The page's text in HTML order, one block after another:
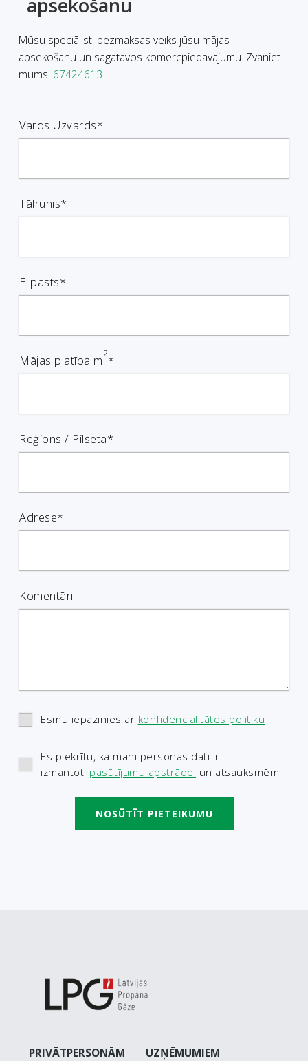
apsekošanu
Mūsu speciālisti bezmaksas veiks jūsu mājas
apsekošanu un sagatavos komercpiedāvājumu. Zvaniet
mums: 67424613
Vārds Uzvārds*
Tālrunis*
E-pasts*
Mājas platība m2*
Reģions / Pilsēta*
Adrese*
Komentāri
Esmu iepazinies ar konfidencialitātes politiku
Es piekrītu, ka mani personas dati ir
izmantoti pasūtījumu apstrādei un atsauksmēm
NOSŪTĪT PIETEIKUMU
PRIVĀTPERSONĀM UZŅĒMUMIEM